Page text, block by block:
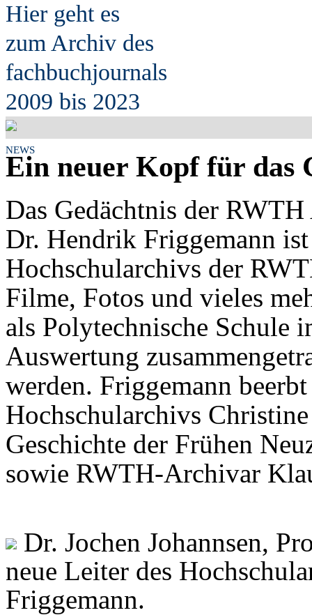
Hier geht es
zum Archiv des
fachbuchjournals
2009 bis 2023
NEWS
Ein neuer Kopf für das
Das Gedächtnis der
Dr. Hendrik Friggemann
Hochschularchivs der
Filme, Fotos und vieles
als Polytechnische Schule
Auswertung
werden. Friggemann
Hochschularchivs
Geschichte der Frühen
sowie RWTH-Archivar
Dr. Jochen Johannsen,
neue Leiter des
Friggemann.